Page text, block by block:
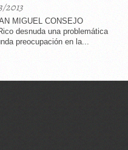
2013
MIGUEL CONSEJO
desnuda una problemática
preocupación en la...